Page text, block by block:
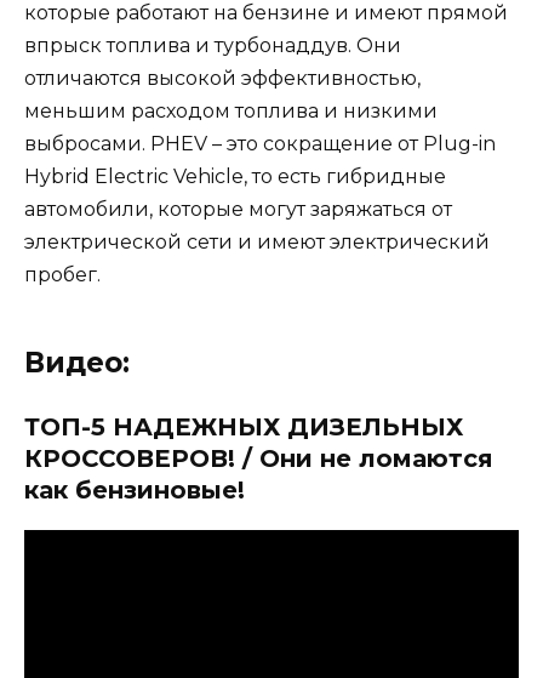
которые работают на бензине и имеют прямой
впрыск топлива и турбонаддув. Они
отличаются высокой эффективностью,
меньшим расходом топлива и низкими
выбросами. PHEV – это сокращение от Plug-in
Hybrid Electric Vehicle, то есть гибридные
автомобили, которые могут заряжаться от
электрической сети и имеют электрический
пробег.
Видео:
ТОП-5 НАДЕЖНЫХ ДИЗЕЛЬНЫХ
КРОССОВЕРОВ! / Они не ломаются
как бензиновые!